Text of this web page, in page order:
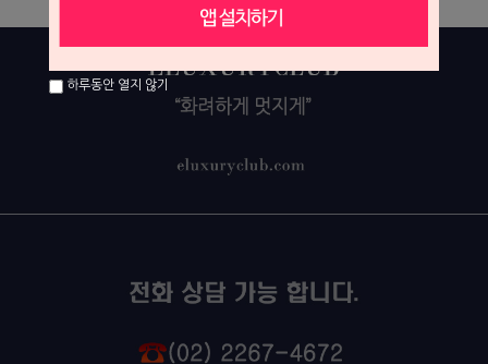
하루동안 열지 않기